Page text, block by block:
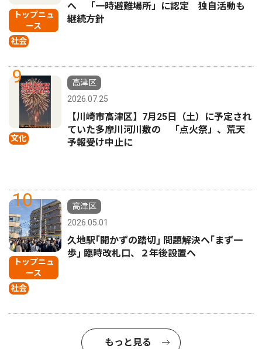
トップニュ
ース
社会
へ 「一時避難場所」に認定 独自活動も
継続方針
9
文化
高津区
2026.07.25
【川崎市高津区】7月25日（土）に予定され
ていた多摩川河川敷の 「点火祭」、荒天
予報受け中止に
10
トップニュ
ース
社会
高津区
2026.05.01
久地駅｢開かずの踏切｣ 問題解決へ｢まず一
歩｣ 臨時改札口、２年後設置へ
もっと見る